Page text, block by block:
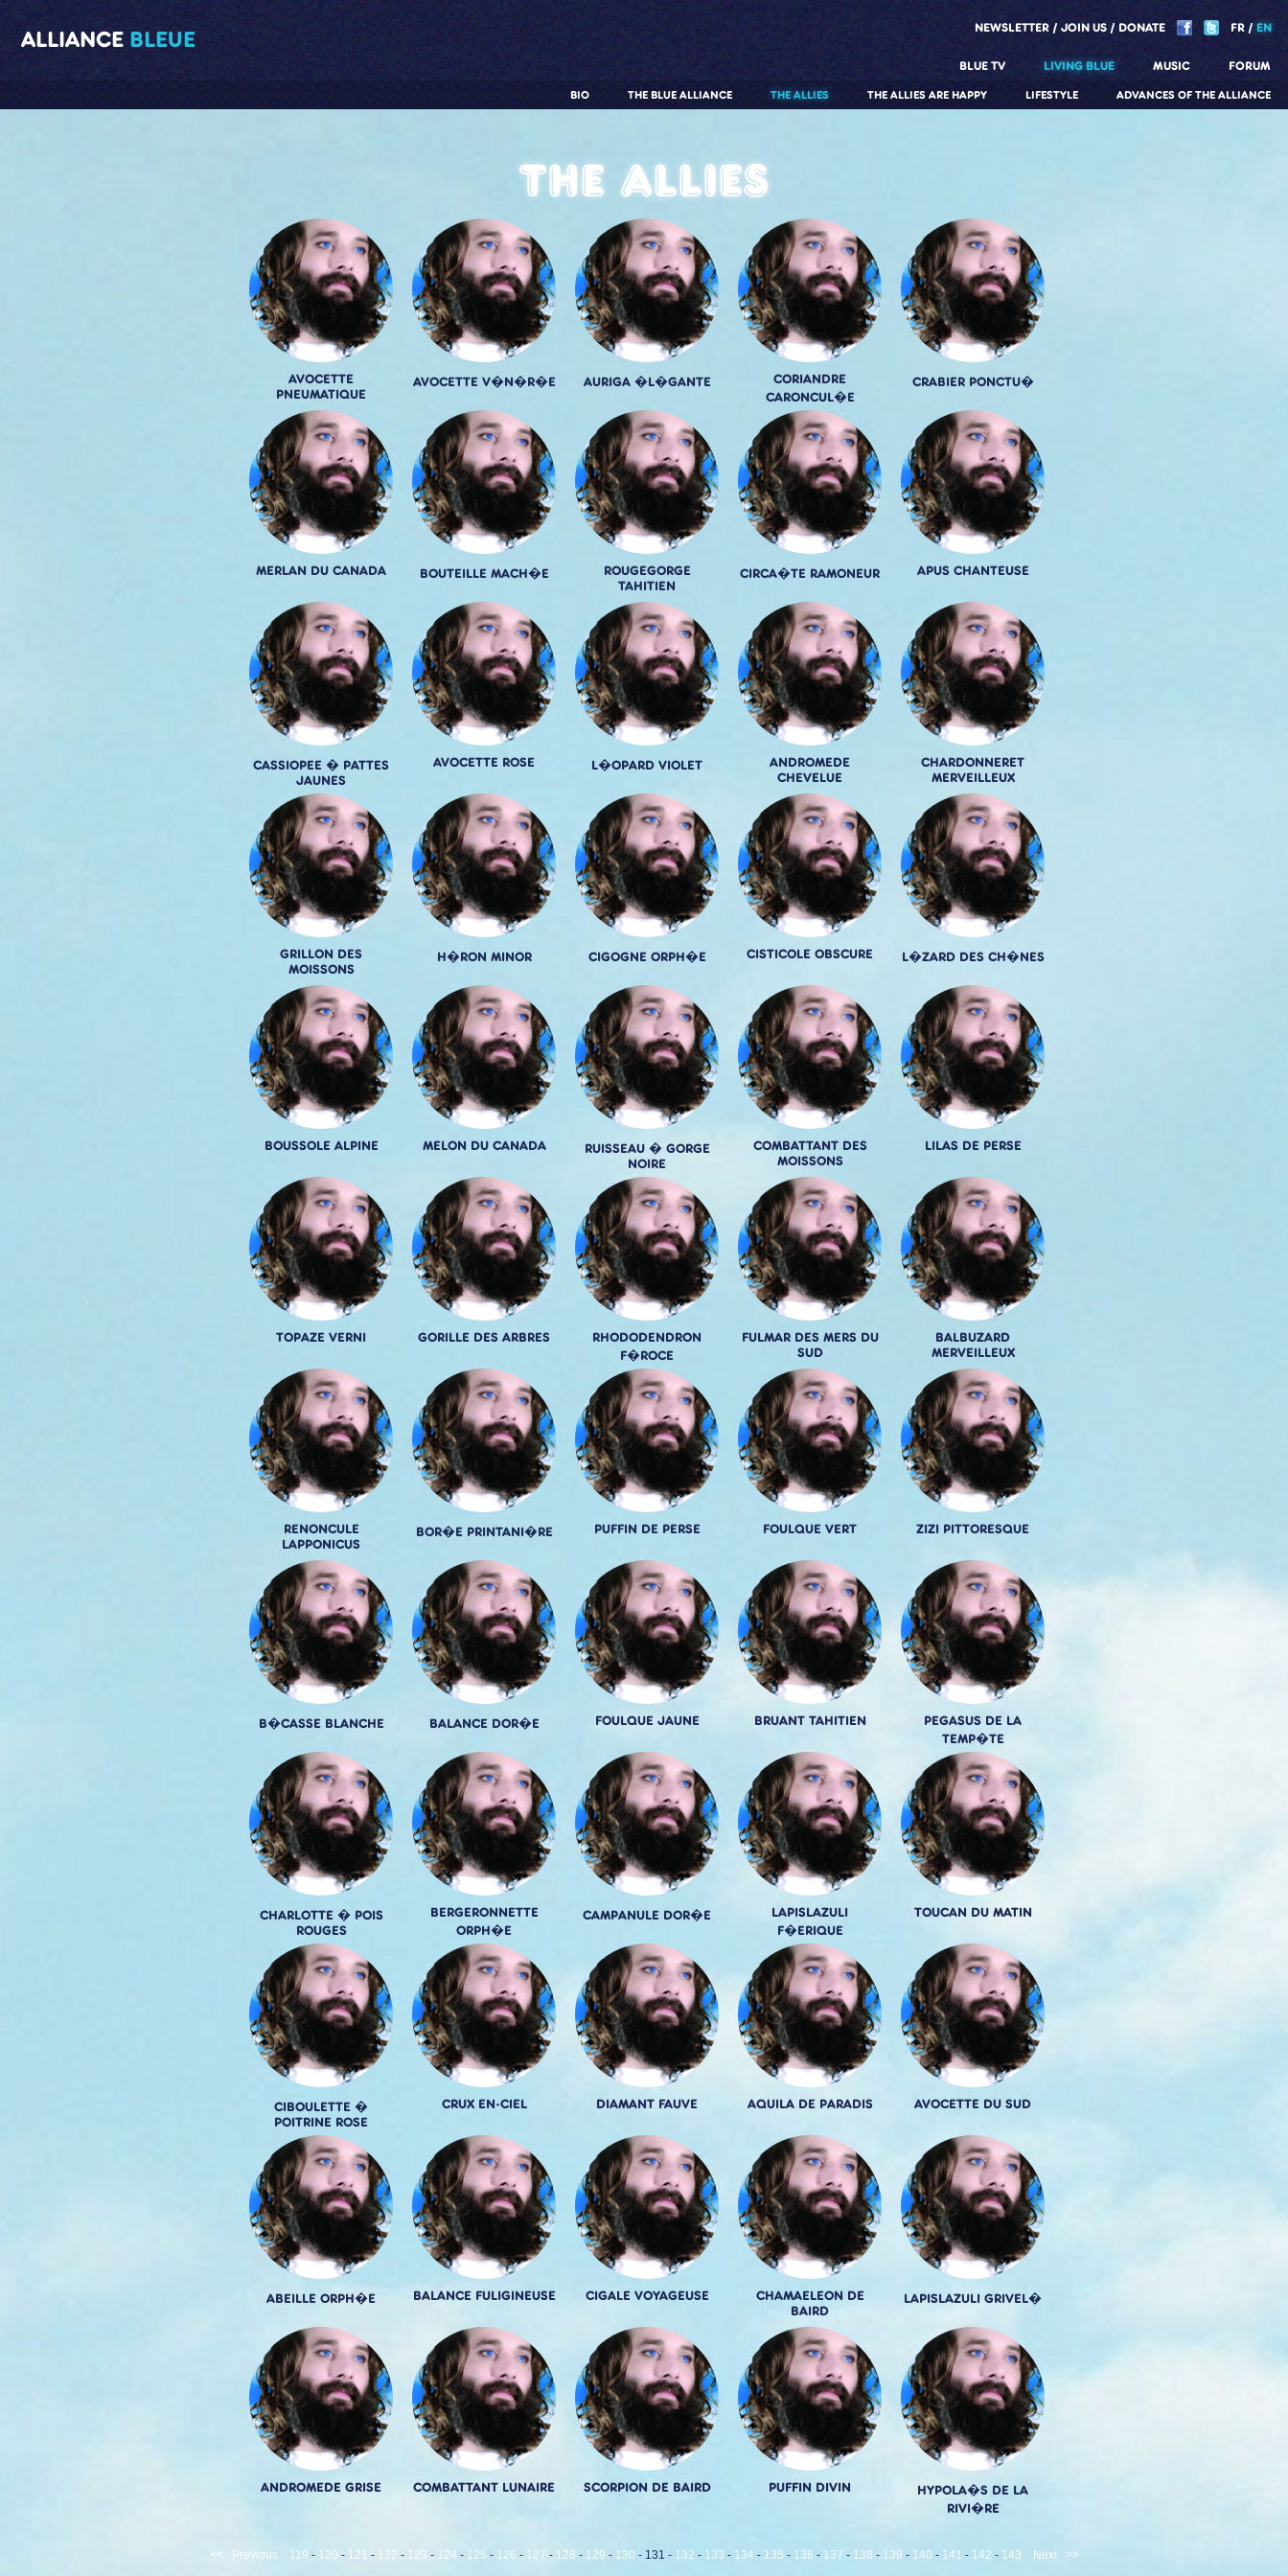
ALLIANCE BLEUE NEWSLETTER JOIN US DONATE FR EN
BLUE TV LIVING BLUE
ADVANCES OF THE ALLIANCE
LIFESTYLE
THE ALLIES ARE HAPPY
THE ALLIES
THE BLUE ALLIANCE
BIO
MUSIC FORUM
The allies
AVOCETTE
PNEUMATIQUE
AVOCETTE V�N�R�E AURIGA �L�GANTE
CORIANDRE
CARONCUL�E
CRABIER PONCTU�
MERLAN DU CANADA BOUTEILLE MACH�E
ROUGEGORGE
TAHITIEN
CIRCA�TE RAMONEUR APUS CHANTEUSE
CASSIOPEE � PATTES
JAUNES
AVOCETTE ROSE L�OPARD VIOLET
ANDROMEDE
CHEVELUE
CHARDONNERET
MERVEILLEUX
GRILLON DES
MOISSONS
H�RON MINOR CIGOGNE ORPH�E CISTICOLE OBSCURE L�ZARD DES CH�NES
BOUSSOLE ALPINE MELON DU CANADA
RUISSEAU � GORGE
NOIRE
COMBATTANT DES
MOISSONS
LILAS DE PERSE
TOPAZE VERNI GORILLE DES ARBRES
RHODODENDRON
F�ROCE
FULMAR DES MERS DU
SUD
BALBUZARD
MERVEILLEUX
RENONCULE
LAPPONICUS
BOR�E PRINTANI�RE PUFFIN DE PERSE FOULQUE VERT ZIZI PITTORESQUE
B�CASSE BLANCHE BALANCE DOR�E FOULQUE JAUNE BRUANT TAHITIEN
PEGASUS DE LA
TEMP�TE
CHARLOTTE � POIS
ROUGES
BERGERONNETTE
ORPH�E
CAMPANULE DOR�E
LAPISLAZULI
F�ERIQUE
TOUCAN DU MATIN
CIBOULETTE �
POITRINE ROSE
CRUX EN-CIEL DIAMANT FAUVE AQUILA DE PARADIS AVOCETTE DU SUD
ABEILLE ORPH�E BALANCE FULIGINEUSE CIGALE VOYAGEUSE
CHAMAELEON DE
BAIRD
LAPISLAZULI GRIVEL�
ANDROMEDE GRISE COMBATTANT LUNAIRE SCORPION DE BAIRD PUFFIN DIVIN
HYPOLA�S DE LA
RIVI�RE
<< Previous 119 - 120 - 121 - 122 - 123 - 124 - 125 - 126 - 127 - 128 - 129 - 130 - 131 - 132 - 133 - 134 - 135 - 136 - 137 - 138 - 139 - 140 - 141 - 142 - 143 Next >>